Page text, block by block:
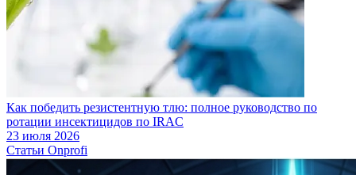
Как победить резистентную тлю: полное руководство по
ротации инсектицидов по IRAC
23 июля 2026
Статьи Onprofi